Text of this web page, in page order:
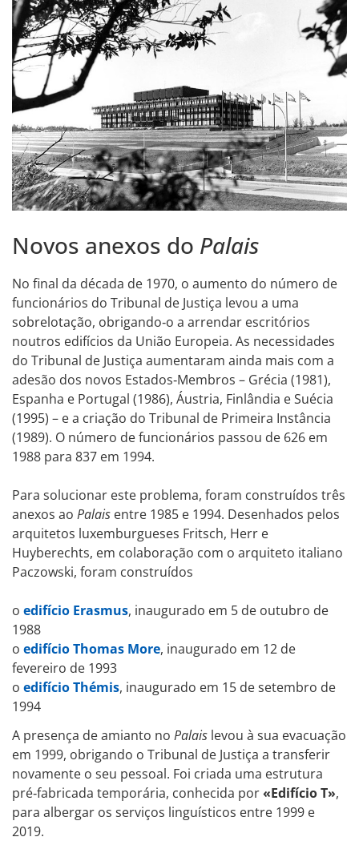
Novos anexos do Palais
No final da década de 1970, o aumento do número de
funcionários do Tribunal de Justiça levou a uma
sobrelotação, obrigando‑o a arrendar escritórios
noutros edifícios da União Europeia. As necessidades
do Tribunal de Justiça aumentaram ainda mais com a
adesão dos novos Estados‑Membros – Grécia (1981),
Espanha e Portugal (1986), Áustria, Finlândia e Suécia
(1995) – e a criação do Tribunal de Primeira Instância
(1989). O número de funcionários passou de 626 em
1988 para 837 em 1994.
Para solucionar este problema, foram construídos três
anexos ao Palais entre 1985 e 1994. Desenhados pelos
arquitetos luxemburgueses Fritsch, Herr e
Huyberechts, em colaboração com o arquiteto italiano
Paczowski, foram construídos
o edifício Erasmus, inaugurado em 5 de outubro de
1988
o edifício Thomas More, inaugurado em 12 de
fevereiro de 1993
o edifício Thémis, inaugurado em 15 de setembro de
1994
A presença de amianto no Palais levou à sua evacuação
em 1999, obrigando o Tribunal de Justiça a transferir
novamente o seu pessoal. Foi criada uma estrutura
pré‑fabricada temporária, conhecida por«Edifício T»,
para albergar os serviços linguísticos entre 1999 e
2019.